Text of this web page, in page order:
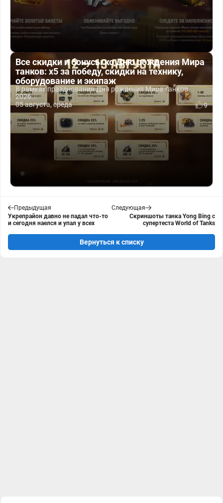
Все скидки и бонусы ко Дню рождения Мира
танков: x5 за победу, скидки на технику,
оборудование и экипаж
В рамках празднования Дня рождения Мира танков
2026...
05 августа, среда
9
Предыдущая
Укрепрайон давно не падал что-то
и сегодня наелся и упал у всех
Следующая
Скриншоты танка Yong Bing с
супертеста World of Tanks
Вернуться к списку